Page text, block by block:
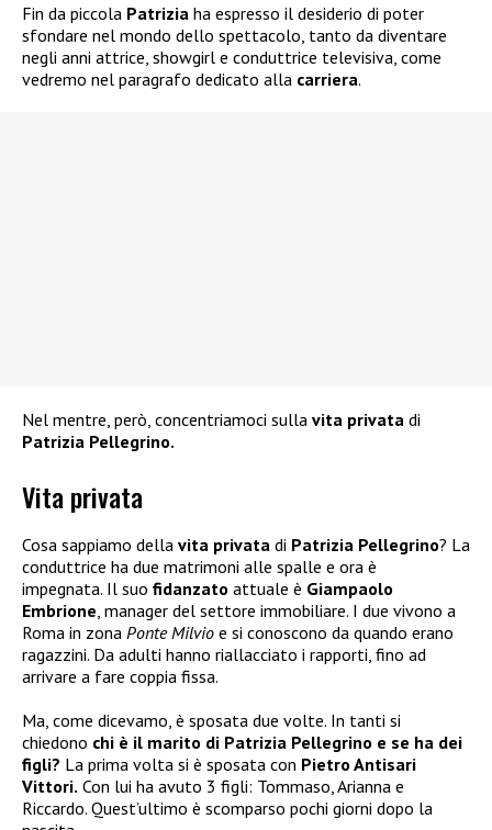
Fin da piccola Patrizia ha espresso il desiderio di poter
sfondare nel mondo dello spettacolo, tanto da diventare
negli anni attrice, showgirl e conduttrice televisiva, come
vedremo nel paragrafo dedicato alla carriera.
Nel mentre, però, concentriamoci sulla vita privata di
Patrizia Pellegrino.
Vita privata
Cosa sappiamo della vita privata di Patrizia Pellegrino? La
conduttrice ha due matrimoni alle spalle e ora è
impegnata. Il suo fidanzato attuale è Giampaolo
Embrione, manager del settore immobiliare. I due vivono a
Roma in zona Ponte Milvio e si conoscono da quando erano
ragazzini. Da adulti hanno riallacciato i rapporti, fino ad
arrivare a fare coppia fissa.
Ma, come dicevamo, è sposata due volte. In tanti si
chiedono chi è il marito di Patrizia Pellegrino e se ha dei
figli? La prima volta si è sposata con Pietro Antisari
Vittori. Con lui ha avuto 3 figli: Tommaso, Arianna e
Riccardo. Quest’ultimo è scomparso pochi giorni dopo la